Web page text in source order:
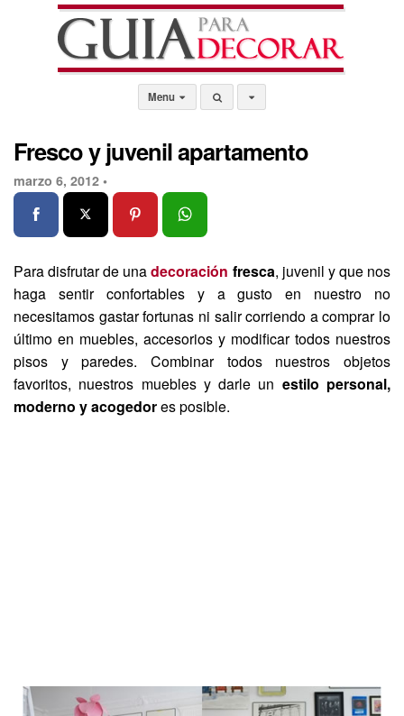
Menu
Fresco y juvenil apartamento
marzo 6, 2012 •
Para disfrutar de unadecoración fresca, juvenil y que nos
haga sentir confortables y a gusto en nuestro no
necesitamos gastar fortunas ni salir corriendo a comprar lo
último en muebles, accesorios y modificar todos nuestros
pisos y paredes. Combinar todos nuestros objetos
favoritos, nuestros muebles y darle un estilo personal,
moderno y acogedores posible.